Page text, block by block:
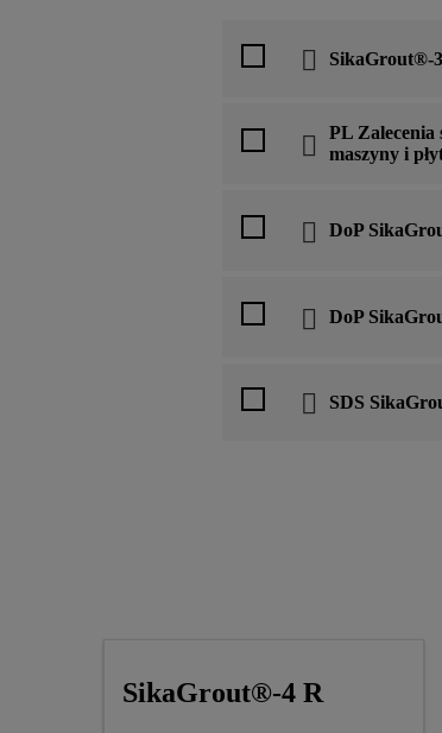
SikaGrout®-
PL Zalecenia
maszyny i
DoP
DoP
SDS
SikaGrout®-4 R